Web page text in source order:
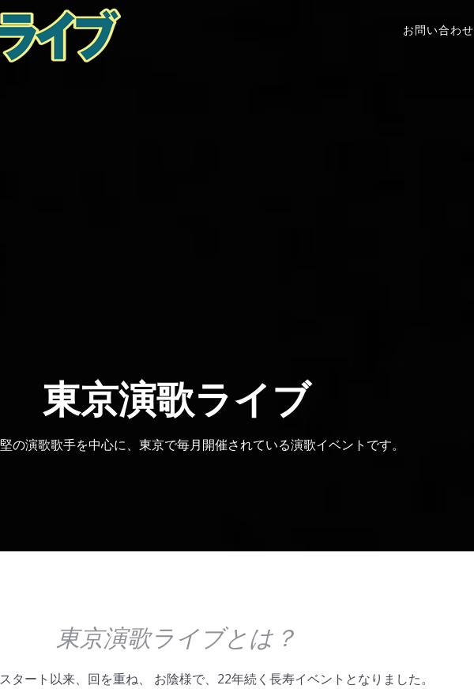
お問い合わせ
東京演歌ライブ
の演歌歌手を中心に、東京で毎月開催されている演歌イベントです。
東京演歌ライブとは？
タート以来、回を重ね、 お陰様で、22年続く長寿イベントとなりました。